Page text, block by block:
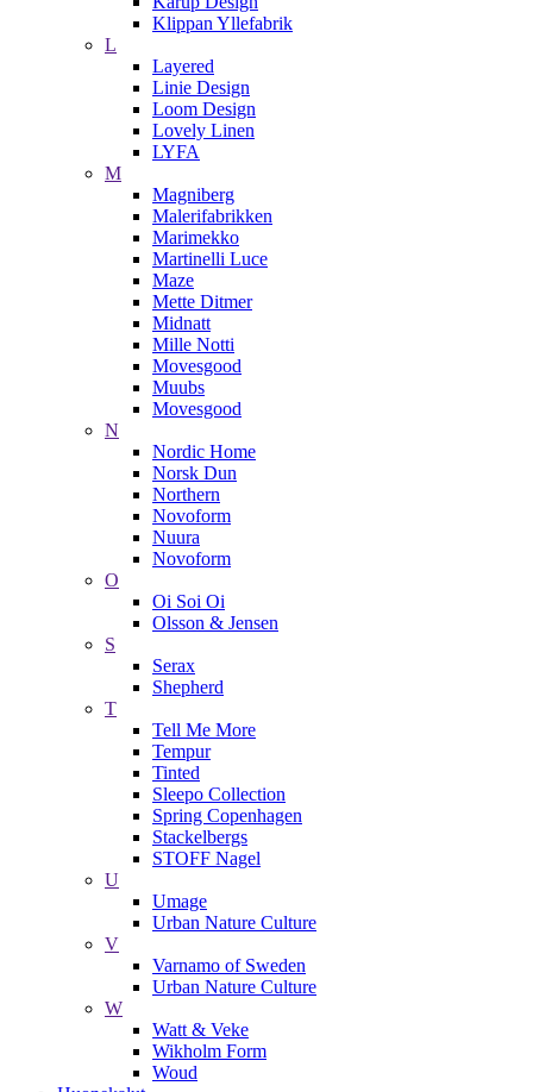
Klippan Yllefabrik
L
Layered
Linie Design
Loom Design
Lovely Linen
LYFA
M
Magniberg
Malerifabrikken
Marimekko
Martinelli Luce
Maze
Mette Ditmer
Midnatt
Mille Notti
Movesgood
Muubs
Movesgood
N
Nordic Home
Norsk Dun
Northern
Novoform
Nuura
Novoform
O
Oi Soi Oi
Olsson & Jensen
S
Serax
Shepherd
T
Tell Me More
Tempur
Tinted
Sleepo Collection
Spring Copenhagen
Stackelbergs
STOFF Nagel
U
Umage
Urban Nature Culture
V
Varnamo of Sweden
Urban Nature Culture
W
Watt & Veke
Wikholm Form
Woud